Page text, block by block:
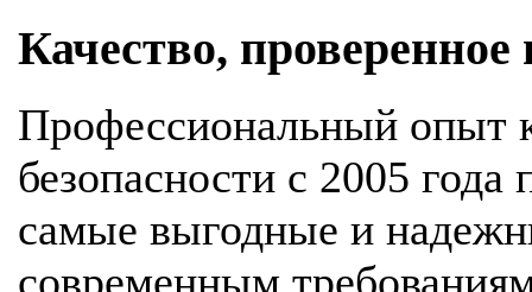
Качество,
Профессиональный опыт
безопасности с 2005 года
самые выгодные и
современным